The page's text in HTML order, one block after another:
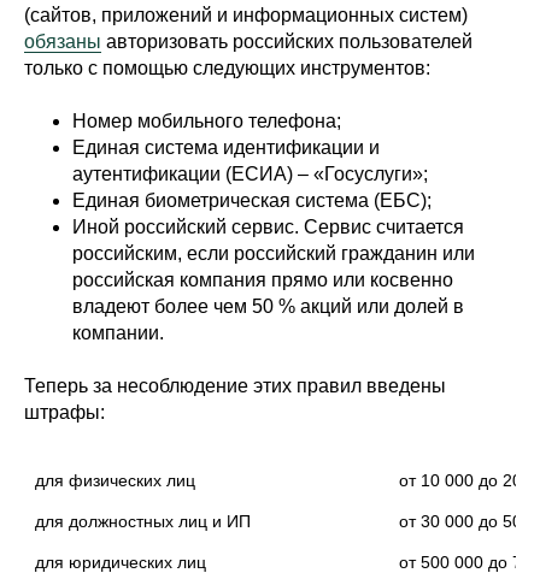
(сайтов, приложений и информационных систем)
обязаны авторизовать российских пользователей
только с помощью следующих инструментов:
Номер мобильного телефона;
Единая система идентификации и
аутентификации (ЕСИА) – «Госуслуги»;
Единая биометрическая система (ЕБС);
Иной российский сервис. Сервис считается
российским, если российский гражданин или
российская компания прямо или косвенно
владеют более чем 50 % акций или долей в
компании.
Теперь за несоблюдение этих правил введены
штрафы:
для физических лиц от 10 000 до 20
для должностных лиц и ИП от 30 000 до 50
для юридических лиц от 500 000 до